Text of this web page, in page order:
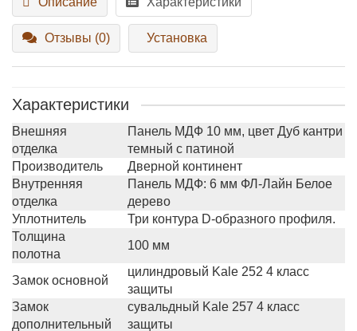
Отзывы (0) Установка
Характеристики
Внешняя
отделка
Панель МДФ 10 мм, цвет Дуб кантри
темный с патиной
Производитель
Дверной континент
Внутренняя
отделка
Панель МДФ: 6 мм ФЛ-Лайн Белое
дерево
Уплотнитель
Три контура D-образного профиля.
Толщина
полотна
100 мм
Замок основной
цилиндровый Kale 252 4 класс
защиты
Замок
дополнительный
сувальдный Kale 257 4 класс
защиты